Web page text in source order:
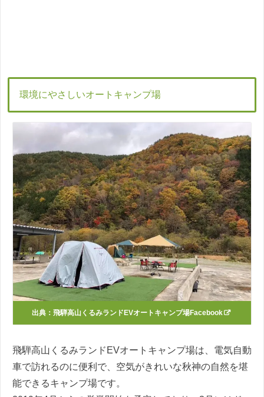
環境にやさしいオートキャンプ場
出典： 飛騨高山くるみランドEVオートキャンプ場Facebook
飛騨高山くるみランドEVオートキャンプ場は、電気自動
車で訪れるのに便利で、空気がきれいな秋神の自然を堪
能できるキャンプ場です。